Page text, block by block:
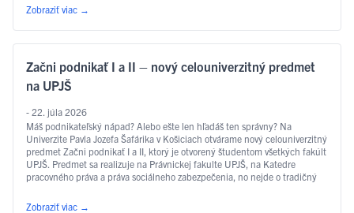
Čítať ďalej
Zobraziť viac →
Začni podnikať I a II – nový celouniverzitný predmet
na UPJŠ
- 22. júla 2026
Máš podnikateľský nápad? Alebo ešte len hľadáš ten správny? Na
Univerzite Pavla Jozefa Šafárika v Košiciach otvárame nový celouniverzitný
predmet Začni podnikať I a II, ktorý je otvorený študentom všetkých fakúlt
UPJŠ. Predmet sa realizuje na Právnickej fakulte UPJŠ, na Katedre
pracovného práva a práva sociálneho zabezpečenia, no nejde o tradičný
ďalej
Zobraziť viac →